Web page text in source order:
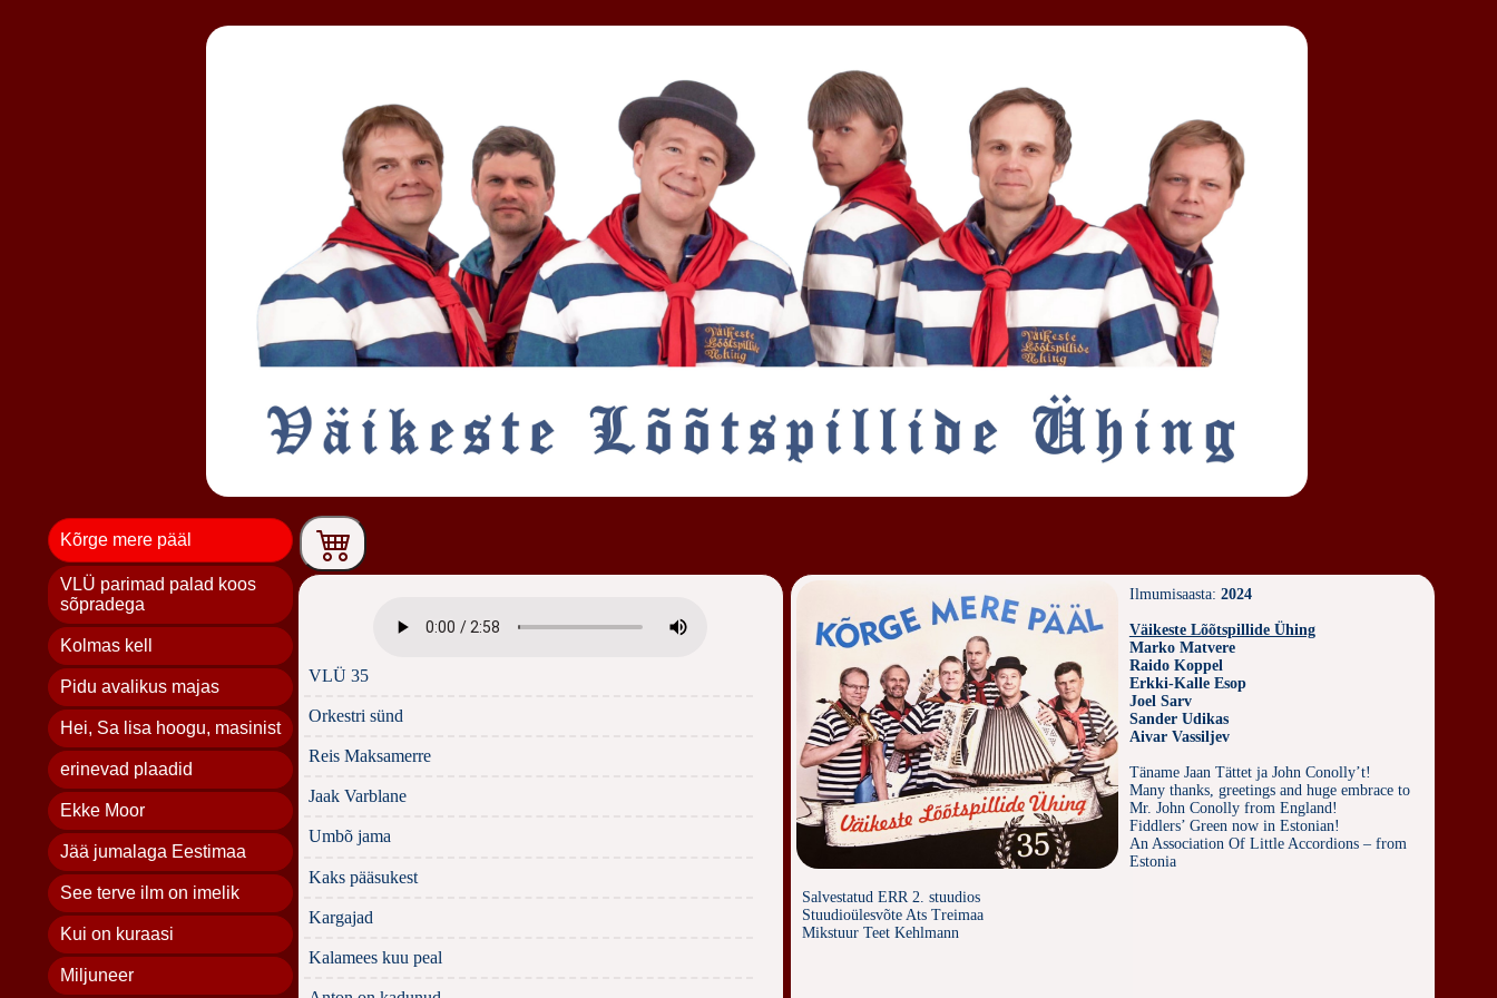
Kõrge mere pääl
VLÜ parimad palad koos
sõpradega
Kolmas kell
Pidu avalikus majas
Hei, Sa lisa hoogu, masinist
erinevad plaadid
Ekke Moor
Jää jumalaga Eestimaa
See terve ilm on imelik
Kui on kuraasi
Miljuneer
VLÜ 35
Orkestri sünd
Reis Maksamerre
Jaak Varblane
Umbõ jama
Kaks pääsukest
Kargajad
Kalamees kuu peal
Ilmumisaasta: 2024
Väikeste Lõõtspillide Ühing
Marko Matvere
Raido Koppel
Erkki-Kalle Esop
Joel Sarv
Sander Udikas
Aivar Vassiljev
Täname Jaan Tättet ja John Conolly’t!
Many thanks, greetings and huge embrace to
Mr. John Conolly from England!
Fiddlers’ Green now in Estonian!
An Association Of Little Accordions – from
Estonia
Salvestatud ERR 2. stuudios
Stuudioülesvõte Ats Treimaa
Mikstuur Teet Kehlmann